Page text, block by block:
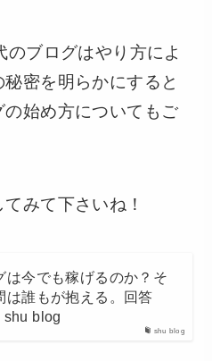
のブログはやり方によ
密を明らかにすると
始め方についてもご
みて下さいね！
shu blog
は今でも稼げるのか？そ
は誰もが抱える。回答
shu blog